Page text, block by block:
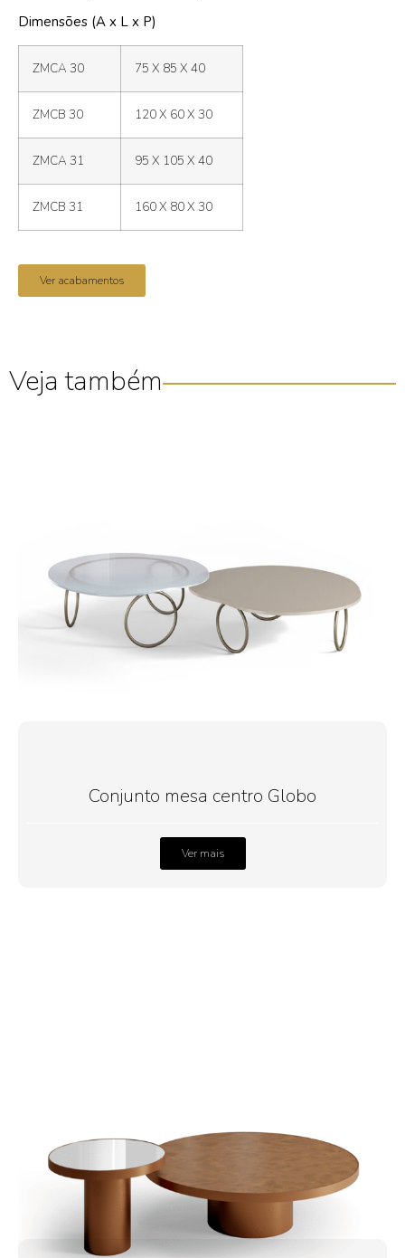
Dimensões (A x L x P)
ZMCA 30 75 X 85 X 40
ZMCB 30 120 X 60 X 30
ZMCA 31 95 X 105 X 40
ZMCB 31 160 X 80 X 30
Ver acabamentos
Veja também
Conjunto mesa centro Globo
Ver mais